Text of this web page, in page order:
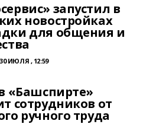
запустил в
новостройках
для общения и
30 ИЮЛЯ , 12:59
«Башспирте»
сотрудников от
ручного труда